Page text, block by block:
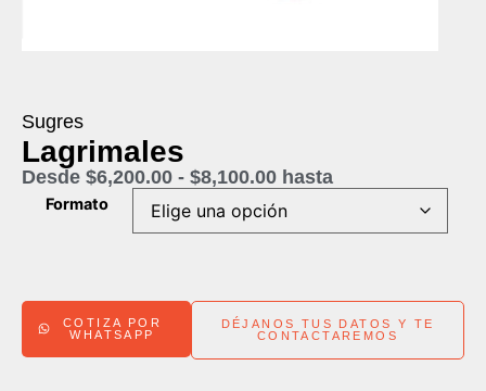
Sugres
Lagrimales
Desde $6,200.00 - $8,100.00 hasta
Formato
COTIZA POR
WHATSAPP
DÉJANOS TUS DATOS Y TE
CONTACTAREMOS